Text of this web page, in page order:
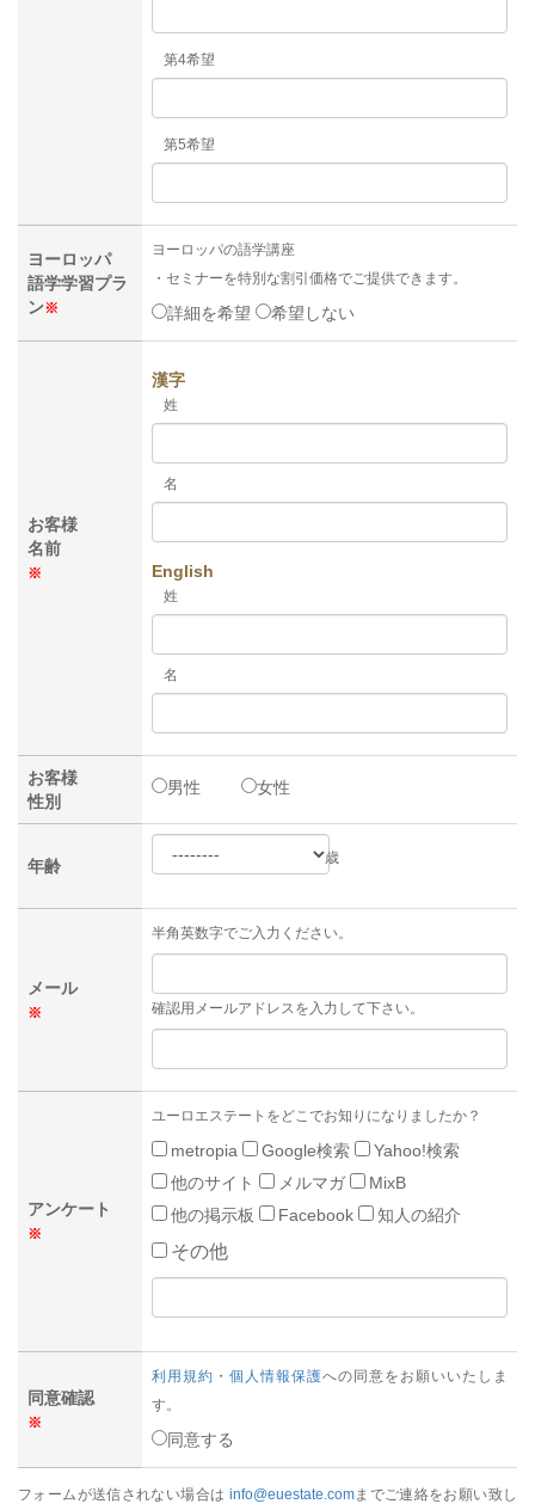
第4希望
第5希望
ヨーロッパ
語学学習プラ
ン※
ヨーロッパの語学講座
・セミナーを特別な割引価格でご提供できます。
詳細を希望 希望しない
お客様
名前
※
漢字
姓
名
English
姓
名
お客様
性別
男性 女性
年齢 歳
メール
※
半角英数字でご入力ください。
確認用メールアドレスを入力して下さい。
アンケート
※
ユーロエステートをどこでお知りになりましたか？
metropia Google検索
Yahoo!検索
他のサイト
メルマガ
MixB
他の掲示板
Facebook 知人の紹介
その他
同意確認
※
利用規約 ・ 個人情報保護への同意をお願いいたしま
す。
同意する
フォームが送信されない場合は info@euestate.comまでご連絡をお願い致し